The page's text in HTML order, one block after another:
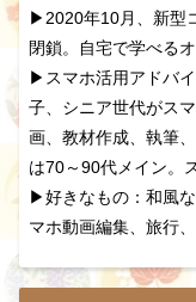
▶2020年10月、新型
閉鎖。自宅で学べる
▶スマホ活用アドバ
子、シニア世代がス
画、教材作成、執筆
は70～90代メイン。
▶好きなもの：和風
マホ動画編集、旅行